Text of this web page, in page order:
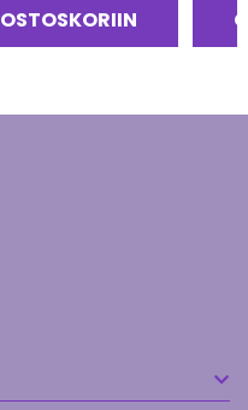
OSTOSKORIIN